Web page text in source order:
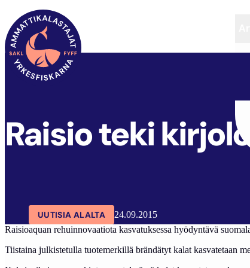
SAKL ARTIKKELIT
Raisio teki
UUTISIA ALALTA
24.09.2015
Raisioaquan rehuinnovaatiota kasvatuksessa hyödyntävä
Tiistaina julkistetulla tuotemerkillä brändätyt kalat kasvatetaan